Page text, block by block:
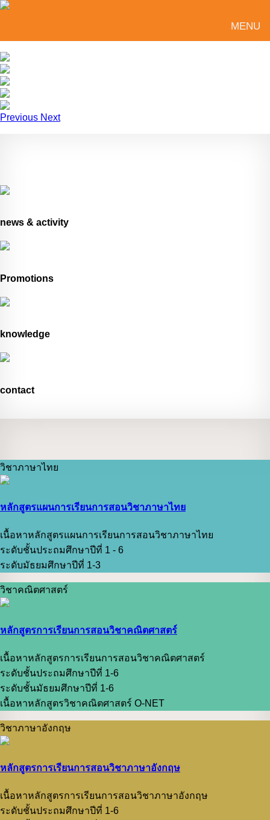
MENU
Previous Next
news & activity
Promotions
knowledge
contact
วิชาภาษาไทย
หลักสูตรแผนการเรียนการสอนวิชาภาษาไทย
เนื้อหาหลักสูตรแผนการเรียนการสอนวิชาภาษาไทย
ระดับชั้นประถมศึกษาปีที่ 1 - 6
ระดับมัธยมศึกษาปีที่ 1-3
วิชาคณิตศาสตร์
หลักสูตรการเรียนการสอนวิชาคณิตศาสตร์
เนื้อหาหลักสูตรการเรียนการสอนวิชาคณิตศาสตร์
ระดับชั้นประถมศึกษาปีที่ 1-6
ระดับชั้นมัธยมศึกษาปีที่ 1-6
เนื้อหาหลักสูตรวิชาคณิตศาสตร์ O-NET
วิชาภาษาอังกฤษ
หลักสูตรการเรียนการสอนวิชาภาษาอังกฤษ
เนื้อหาหลักสูตรการเรียนการสอนวิชาภาษาอังกฤษ
ระดับชั้นประถมศึกษาปีที่ 1-6